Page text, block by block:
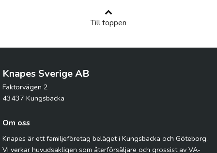
Till toppen
Knapes Sverige AB
Faktorvägen 2
43437 Kungsbacka
Om oss
Knapes är ett familjeföretag beläget i Kungsbacka och Göteborg.
Vi verkar huvudsakligen som återförsäljare och grossist av VA-